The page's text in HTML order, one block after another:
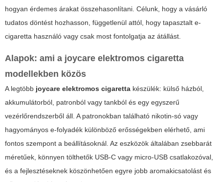
hogyan érdemes árakat összehasonlítani. Célunk, hogy a vásárló
tudatos döntést hozhasson, függetlenül attól, hogy tapasztalt e-
cigaretta használó vagy csak most fontolgatja az átállást.
Alapok: ami a joycare elektromos cigaretta
modellekben közös
A legtöbb joycare elektromos cigaretta készülék: külső házból,
akkumulátorból, patronból vagy tankból és egy egyszerű
vezérlőrendszerből áll. A patronokban található nikotin-só vagy
hagyományos e-folyadék különböző erősségekben elérhető, ami
fontos szempont a beállításoknál. Az eszközök általában zsebbarát
méretűek, könnyen tölthetők USB-C vagy micro-USB csatlakozóval,
és a fejlesztéseknek köszönhetően egyre jobb aromakicsatolást és